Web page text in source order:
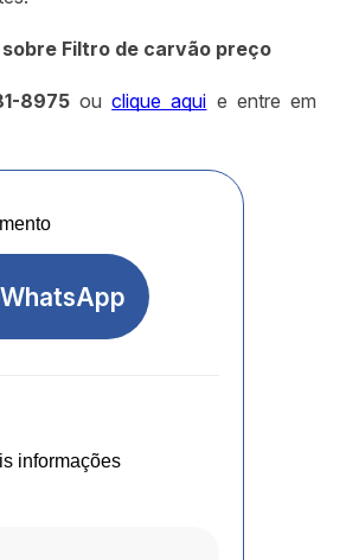
Filtro de carvão preço
8975ouclique aqui e entre em
WhatsApp
informações